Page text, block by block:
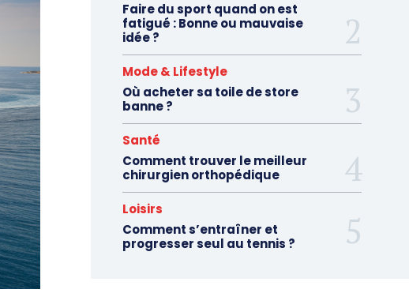
Faire du sport quand on est
fatigué : Bonne ou mauvaise
idée ?
Mode & Lifestyle
Où acheter sa toile de store
banne ?
Santé
Comment trouver le meilleur
chirurgien orthopédique
Loisirs
Comment s’entraîner et
progresser seul au tennis ?